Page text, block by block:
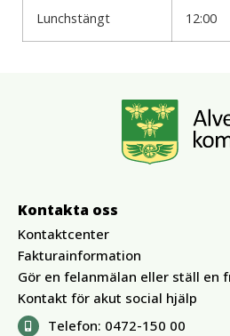
Lunchstängt 12:00
Kontakta oss
Kontaktcenter
Fakturainformation
Gör en felanmälan eller ställ en
Kontakt för akut social hjälp
Telefon: 0472-150 00